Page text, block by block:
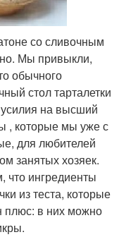
со сливочным
Мы привыкли,
обычного
стол тарталетки
на высший
, которые мы уже с
для любителей
занятых хозяек.
что ингредиенты
из теста, которые
плюс: в них можно